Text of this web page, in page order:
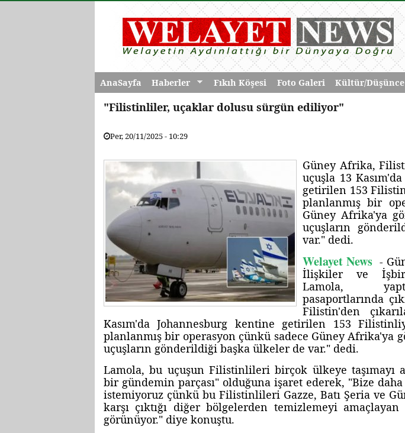
AnaSayfa Haberler Fıkıh Köşesi Foto Galeri Kültür/Düşünce
"Filistinliler, uçaklar dolusu sürgün ediliyor"
Per, 20/11/2025 - 10:29
Güney Afrika,
uçuşla 13
getirilen 153
planlanmış bir
Güney Afrika'ya
uçuşların
var." dedi.
Welayet News -
İlişkiler ve
Lamola,
pasaportlarında
Filistin'den
Kasım'da Johannesburg kentine getirilen 153
planlanmış bir operasyon çünkü sadece Güney Afrika'ya
uçuşların gönderildiği başka ülkeler de var." dedi.
Lamola, bu uçuşun Filistinlileri birçok ülkeye taşımayı
bir gündemin parçası" olduğuna işaret ederek, "Bize daha
istemiyoruz çünkü bu Filistinlileri Gazze, Batı Şeria ve
karşı çıktığı diğer bölgelerden temizlemeyi
görünüyor." diye konuştu.